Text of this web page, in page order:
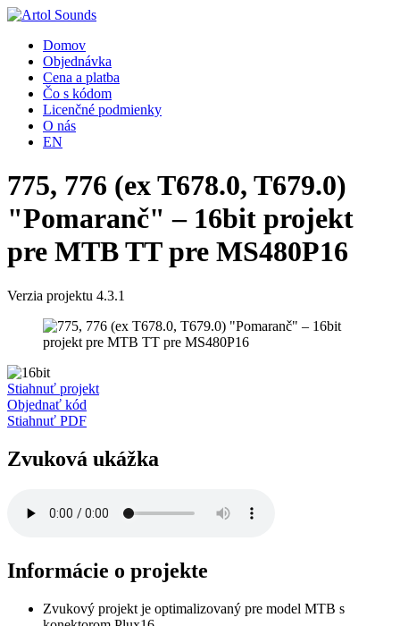
Domov
Objednávka
Cena a platba
Čo s kódom
Licenčné podmienky
O nás
EN
775, 776 (ex T678.0, T679.0)
"Pomaranč" – 16bit projekt
pre MTB TT pre MS480P16
Verzia projektu 4.3.1
Stiahnuť projekt
Objednať kód
Stiahnuť PDF
Zvuková ukážka
Informácie o projekte
Zvukový projekt je optimalizovaný pre model MTB s